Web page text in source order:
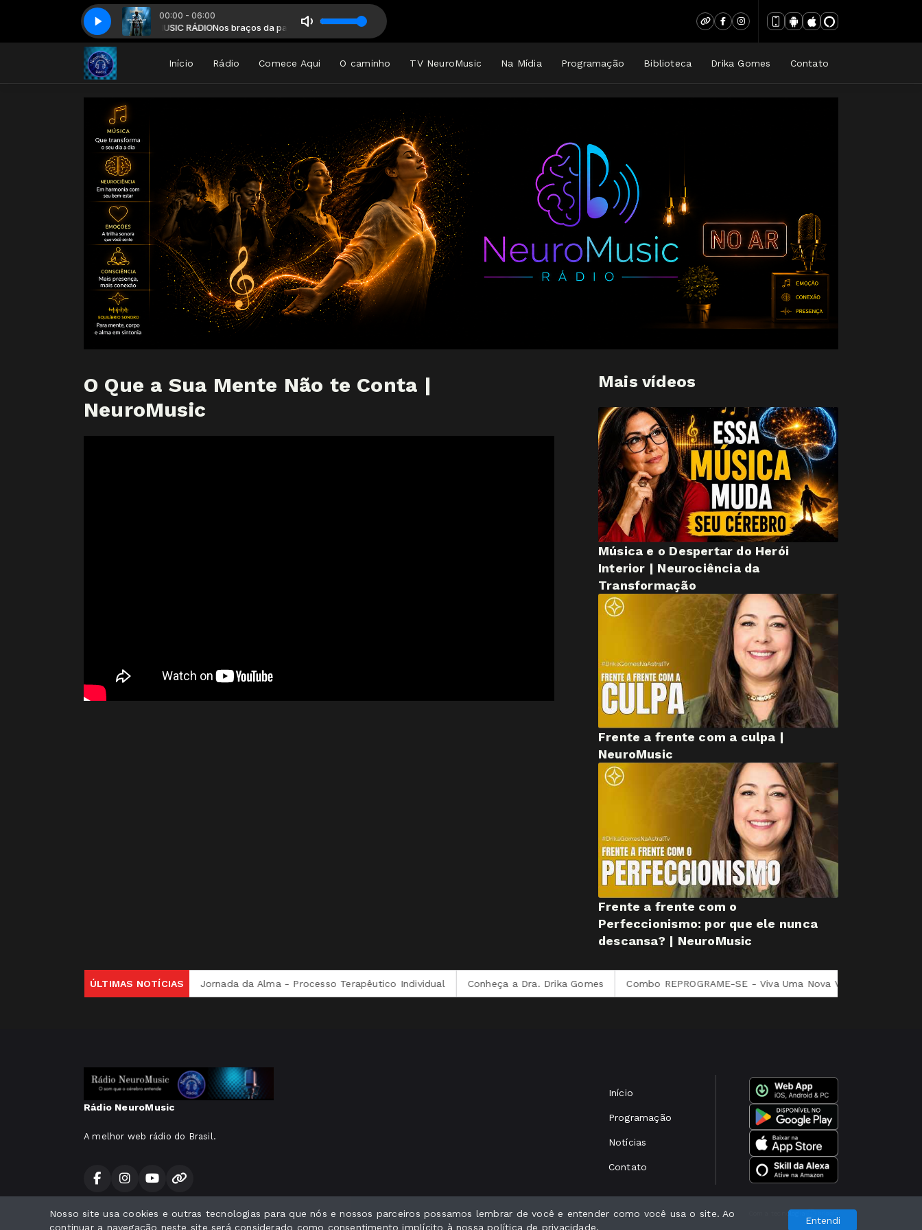
00:00 - 06:00
Nos braços da paz com NEUROMUSIC RÁDIONos braços da paz com NEUROMUSIC RÁDIO
✾ Divine Restoration (432Hz) _ Gregorian ChantsGregorian Chant for Healing ✾ Divine Restoration (432Hz) _ Gregorian Chants
Início Rádio Comece Aqui O caminho TV NeuroMusic Na Mídia Programação Biblioteca Drika Gomes Contato
O Que a Sua Mente Não te Conta |
NeuroMusic
Mais vídeos
Música e o Despertar do Herói
Interior | Neurociência da
Transformação
Frente a frente com a culpa |
NeuroMusic
Frente a frente com o
Perfeccionismo: por que ele nunca
descansa? | NeuroMusic
ÚLTIMAS NOTÍCIAS
Viva Uma Nova Versão de Si Jornada da Alma - Processo Terapêutico Individual Conheça a Dra. Drika Gomes Combo REPROGRAME-SE - Viva Uma Nova Versão de Si
Rádio NeuroMusic
A melhor web rádio do Brasil.
Início
Programação
Notícias
Contato
Todos os direitos reservados. Com a tecnologia
Nosso site usa cookies e outras tecnologias para que nós e nossos parceiros possamos lembrar de você e entender como você usa o site. Ao
continuar a navegação neste site será considerado como consentimento implícito à nossapolítica de privacidade.
Entendi